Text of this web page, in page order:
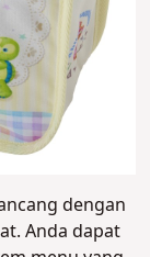
dengan
Anda dapat